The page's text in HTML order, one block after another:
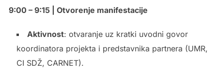
9:00 – 9:15 | Otvorenje manifestacije
Aktivnost: otvaranje uz kratki uvodni govor
koordinatora projekta i predstavnika partnera (UMR,
CI SDŽ, CARNET).